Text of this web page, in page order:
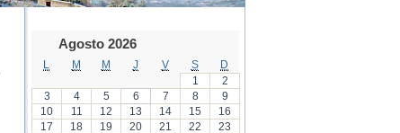
Agosto 2026
M M J V S
D
1
2
3
4 5 6 7 8
9
10
11 12 13 14 15
16
17
18 19 20 21 22
23